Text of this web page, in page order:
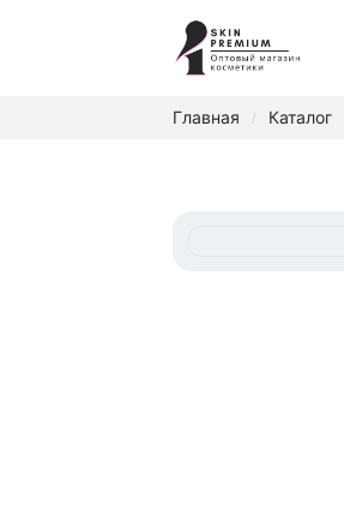
Главная / Каталог